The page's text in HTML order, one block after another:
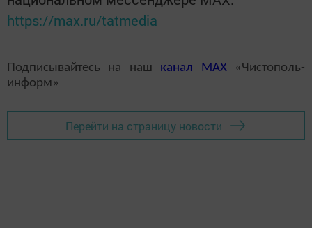
https://max.ru/tatmedia
Подписывайтесь на наш канал MAX«Чистополь-
информ»
Перейти на страницу новости